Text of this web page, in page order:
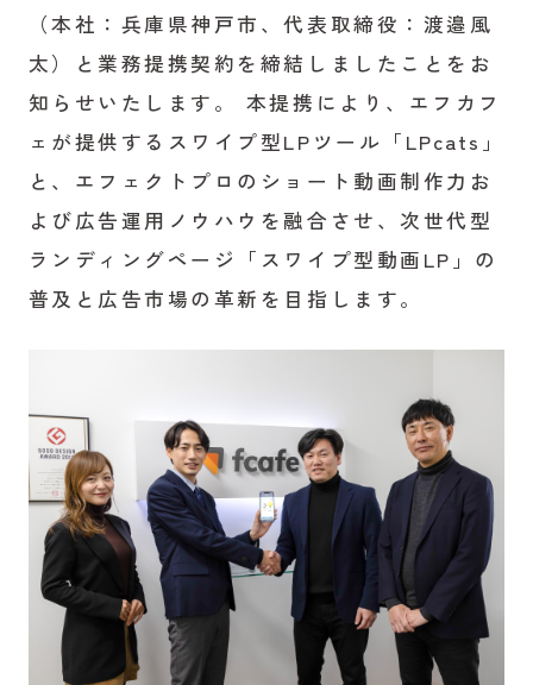
（本社：兵庫県神戸市、代表取締役：渡邉風
太）と業務提携契約を締結しましたことをお
知らせいたします。 本提携により、エフカフ
ェが提供するスワイプ型LPツール「LPcats」
と、エフェクトプロのショート動画制作力お
よび広告運用ノウハウを融合させ、次世代型
ランディングページ「スワイプ型動画LP」の
普及と広告市場の革新を目指します。